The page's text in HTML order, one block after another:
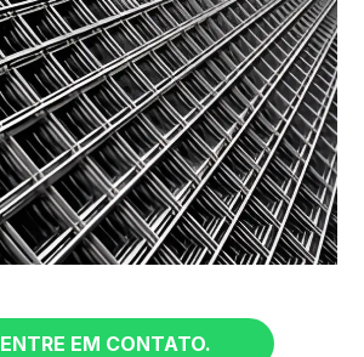
ENTRE EM CONTATO.